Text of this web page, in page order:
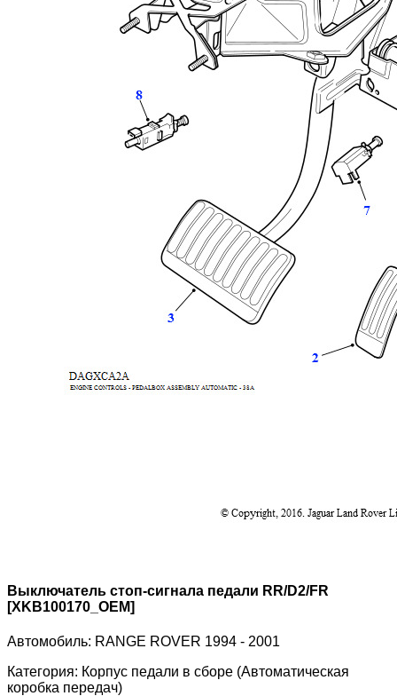
Выключатель стоп-сигнала педали RR/D2/FR
[XKB100170_OEM]
Автомобиль: RANGE ROVER 1994 - 2001
Категория: Корпус педали в сборе (Автоматическая
коробка передач)